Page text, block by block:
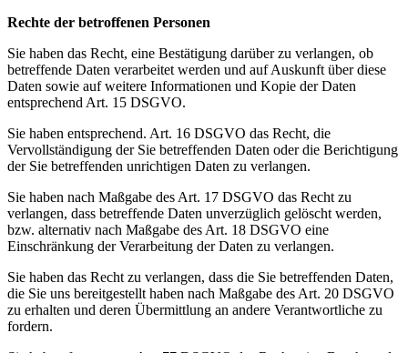
Rechte der betroffenen Personen
Sie haben das Recht, eine Bestätigung darüber zu verlangen, ob
betreffende Daten verarbeitet werden und auf Auskunft über diese
Daten sowie auf weitere Informationen und Kopie der Daten
entsprechend Art. 15 DSGVO.
Sie haben entsprechend. Art. 16 DSGVO das Recht, die
Vervollständigung der Sie betreffenden Daten oder die Berichtigung
der Sie betreffenden unrichtigen Daten zu verlangen.
Sie haben nach Maßgabe des Art. 17 DSGVO das Recht zu
verlangen, dass betreffende Daten unverzüglich gelöscht werden,
bzw. alternativ nach Maßgabe des Art. 18 DSGVO eine
Einschränkung der Verarbeitung der Daten zu verlangen.
Sie haben das Recht zu verlangen, dass die Sie betreffenden Daten,
die Sie uns bereitgestellt haben nach Maßgabe des Art. 20 DSGVO
zu erhalten und deren Übermittlung an andere Verantwortliche zu
fordern.